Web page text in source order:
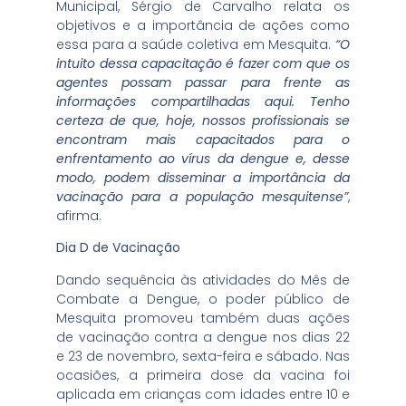
Municipal, Sérgio de Carvalho relata os
objetivos e a importância de ações como
essa para a saúde coletiva em Mesquita. “O
intuito dessa capacitação é fazer com que os
agentes possam passar para frente as
informações compartilhadas aqui. Tenho
certeza de que, hoje, nossos profissionais se
encontram mais capacitados para o
enfrentamento ao vírus da dengue e, desse
modo, podem disseminar a importância da
vacinação para a população mesquitense”,
afirma.
Dia D de Vacinação
Dando sequência às atividades do Mês de
Combate a Dengue, o poder público de
Mesquita promoveu também duas ações
de vacinação contra a dengue nos dias 22
e 23 de novembro, sexta-feira e sábado. Nas
ocasiões, a primeira dose da vacina foi
aplicada em crianças com idades entre 10 e